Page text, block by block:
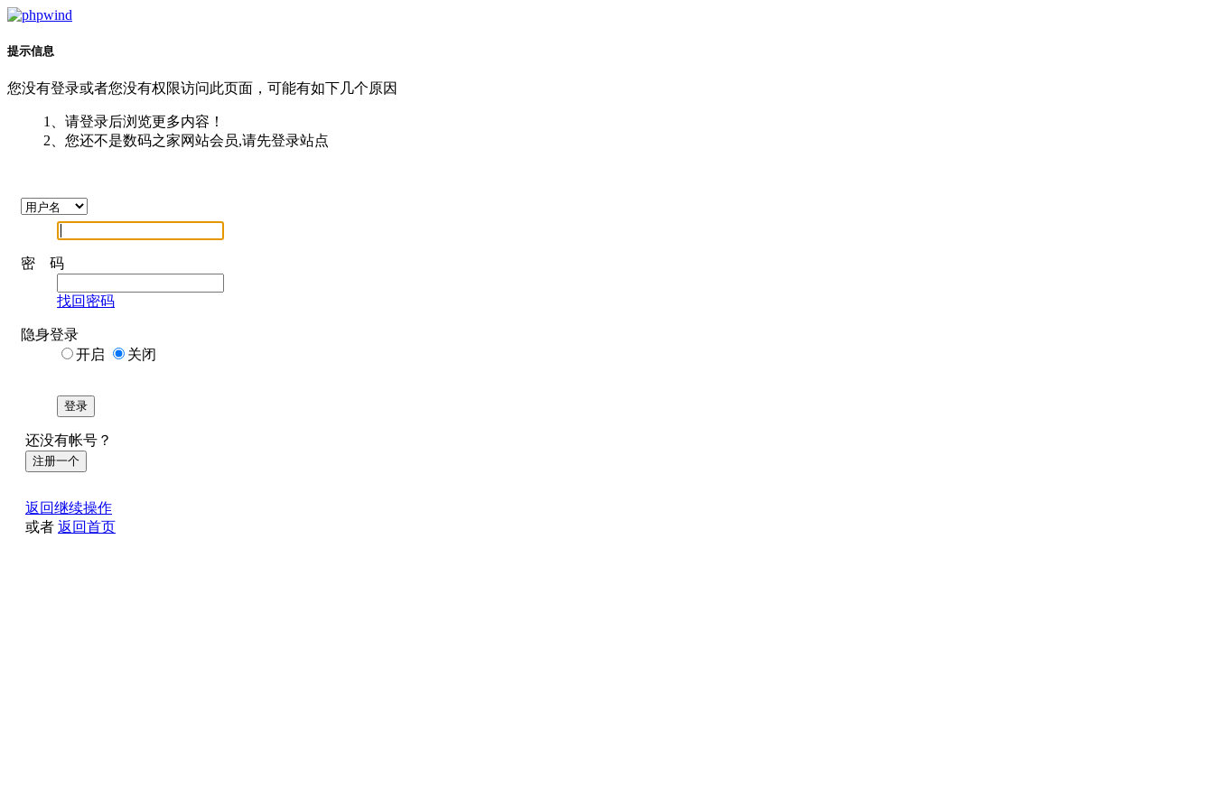
提示信息
您没有登录或者您没有权限访问此页面，可能有如下几个原因
1、请登录后浏览更多内容！
2、您还不是数码之家网站会员,请先登录站点
密 码
找回密码
隐身登录
开启
关闭
登录
还没有帐号？
注册一个
返回继续操作
或者 返回首页